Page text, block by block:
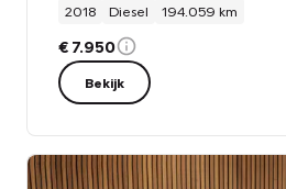
2018
Diesel 194.059 km
€ 7.950
Bekijk